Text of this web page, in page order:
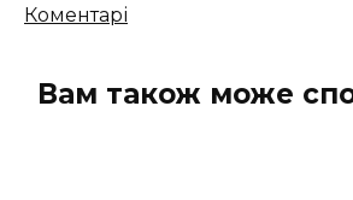
Кількість
Коментарі
Вам також може